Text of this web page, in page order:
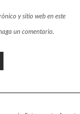
y sitio web en este
un comentario.